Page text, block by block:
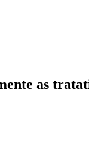
as